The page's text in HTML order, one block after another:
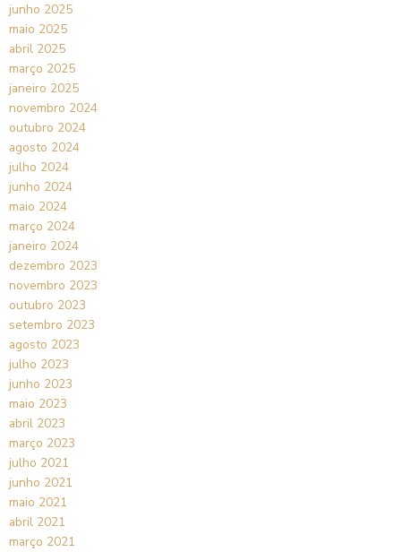
junho 2025
maio 2025
abril 2025
março 2025
janeiro 2025
novembro 2024
outubro 2024
agosto 2024
julho 2024
junho 2024
maio 2024
março 2024
janeiro 2024
dezembro 2023
novembro 2023
outubro 2023
setembro 2023
agosto 2023
julho 2023
junho 2023
maio 2023
abril 2023
março 2023
julho 2021
junho 2021
maio 2021
abril 2021
março 2021